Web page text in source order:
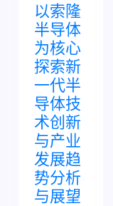
以索隆
半导体
为核心
探索新
一代半
导体技
术创新
与产业
发展趋
势分析
与展望